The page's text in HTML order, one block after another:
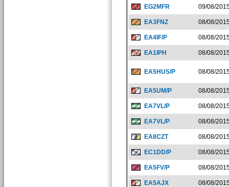
EG2MFR 09/08/
EA3FNZ 08/08/
EA4IF/P 08/08/
EA1IPH 08/08/
EA5HUS/P 08/08/
EA5UM/P 08/08/
EA7VL/P 08/08/
EA7VL/P 08/08/
EA8CZT 08/08/
EC1DD/P 08/08/
EA5FV/P 08/08/
EA5AJX 08/08/